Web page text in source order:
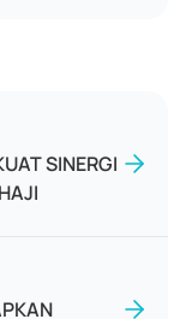
SINERGI